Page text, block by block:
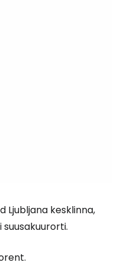
Ljubljana kesklinna,
suusakuurorti.